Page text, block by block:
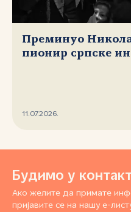
Преминуо
пионир српске
11.07.2026.
Будимо у
Ако желите да примате
пријавите се на нашу е-